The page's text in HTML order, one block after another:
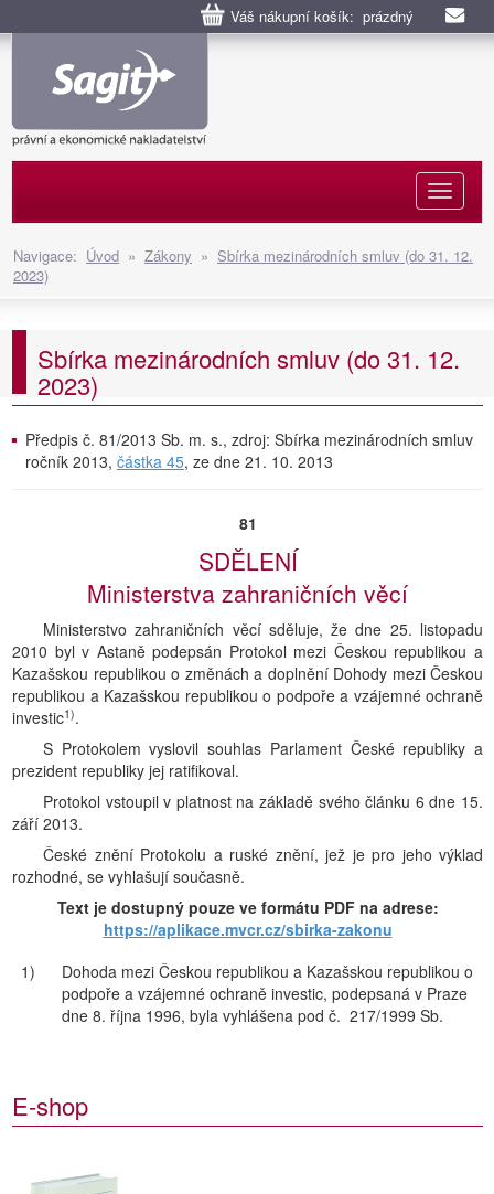
Váš nákupní košík: prázdný
Navigace: Úvod » Zákony » Sbírka mezinárodních smluv (do 31. 12.
2023)
Sbírka mezinárodních smluv (do 31. 12.
2023)
Předpis č. 81/2013 Sb. m. s., zdroj: Sbírka mezinárodních smluv
ročník 2013, částka 45, ze dne 21. 10. 2013
81
SDĚLENÍ
Ministerstva zahraničních věcí
Ministerstvo zahraničních věcí sděluje, že dne 25. listopadu
2010 byl v Astaně podepsán Protokol mezi Českou republikou a
Kazašskou republikou o změnách a doplnění Dohody mezi Českou
republikou a Kazašskou republikou o podpoře a vzájemné ochraně
investic1).
S Protokolem vyslovil souhlas Parlament České republiky a
prezident republiky jej ratifikoval.
Protokol vstoupil v platnost na základě svého článku 6 dne 15.
září 2013.
České znění Protokolu a ruské znění, jež je pro jeho výklad
rozhodné, se vyhlašují současně.
Text je dostupný pouze ve formátu PDF na adrese:
https://aplikace.mvcr.cz/sbirka-zakonu
1)
Dohoda mezi Českou republikou a Kazašskou republikou o
podpoře a vzájemné ochraně investic, podepsaná v Praze
dne 8. října 1996, byla vyhlášena pod č. 217/1999 Sb.
E-shop